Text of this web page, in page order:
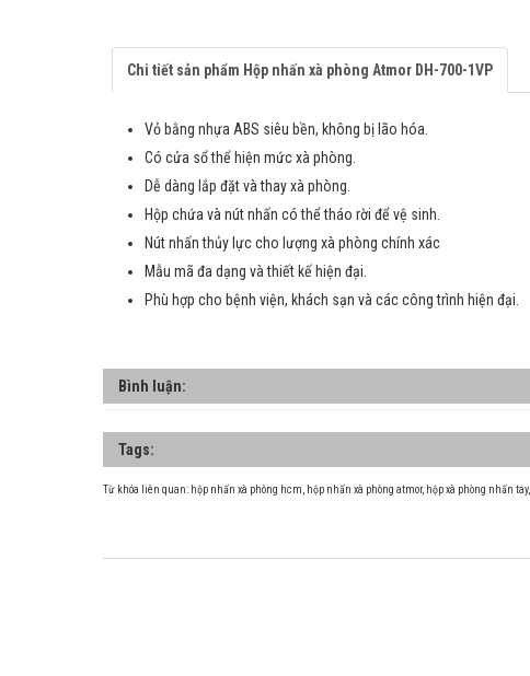
Chi tiết sản phẩm Hộp nhấn xà phòng Atmor DH-700-1VP
Vỏ bằng nhựa ABS siêu bền, không bị lão hóa.
Có cửa sổ thể hiện mức xà phòng.
Dễ dàng lắp đặt và thay xà phòng.
Hộp chứa và nút nhấn có thể tháo rời để vệ sinh.
Nút nhấn thủy lực cho lượng xà phòng chính xác
Mẫu mã đa dạng và thiết kế hiện đại.
Phù hợp cho bệnh viện, khách sạn và các công trình hiện đại.
Bình luận:
Tags:
Từ khóa liên quan: hộp nhấn xà phòng hcm hộp nhấn xà phòng atmor, hộp xà phòng nhấn tay,